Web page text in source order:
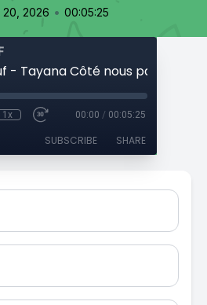
20, 2026 • 00:05:25
1x 00:00 / 00:05:25
SUBSCRIBE SHARE